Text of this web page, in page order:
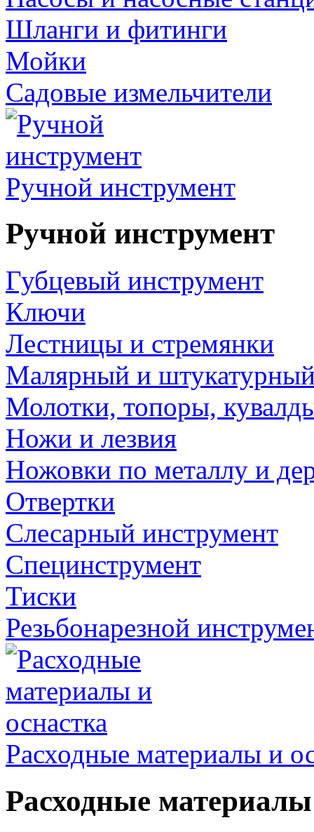
Шланги и фитинги
Мойки
Садовые измельчители
Ручной инструмент
Ручной инструмент
Губцевый инструмент
Ключи
Лестницы и стремянки
Малярный и
Молотки, топоры,
Ножи и лезвия
Ножовки по металлу и
Отвертки
Слесарный инструмент
Специнструмент
Тиски
Резьбонарезной
Расходные материалы и
Расходные